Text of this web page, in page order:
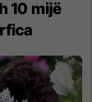
10 mijë